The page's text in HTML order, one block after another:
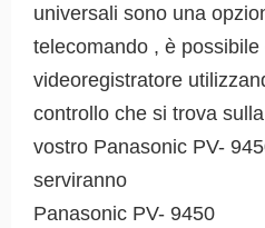
universali sono una
telecomando , è possibile
videoregistratore
controllo che si trova
vostro Panasonic PV-
serviranno
Panasonic PV- 9450